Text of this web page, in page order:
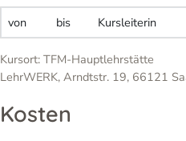
von bis Kursleiterin
Kursort: TFM-Hauptlehrstätte
LehrWERK, Arndtstr. 19, 66121
Kosten